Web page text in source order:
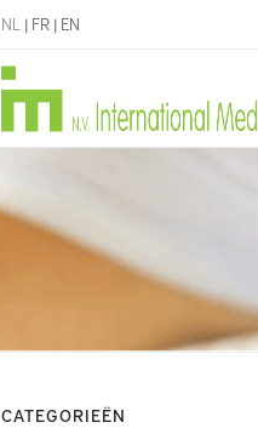
NL | FR | EN
CATEGORIEËN